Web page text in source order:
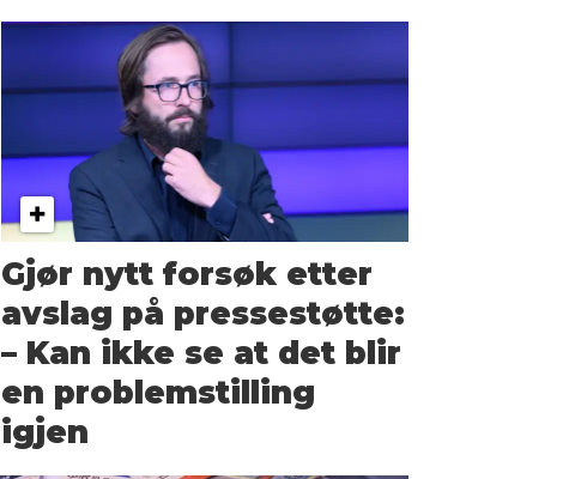
Gjør nytt forsøk etter
avslag på presse­støtte:
– Kan ikke se at det blir
en problem­stilling
igjen